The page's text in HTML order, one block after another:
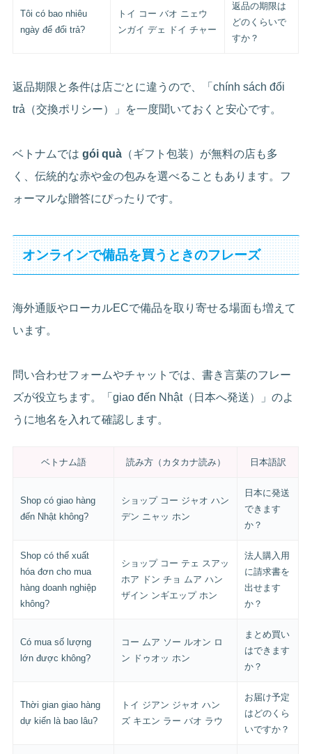
Tôi có bao nhiêu
ngày để đổi trả?
トイ コー バオ ニェウ
ンガイ デェ ドイ チャー
返品の期限は
どのくらいで
すか？
返品期限と条件は店ごとに違うので、「chính sách đổi
trả（交換ポリシー）」を一度聞いておくと安心です。
ベトナムではgói quà （ギフト包装）が無料の店も多
く、伝統的な赤や金の包みを選べることもあります。フ
ォーマルな贈答にぴったりです。
オンラインで備品を買うときのフレーズ
海外通販やローカルECで備品を取り寄せる場面も増えて
います。
問い合わせフォームやチャットでは、書き言葉のフレー
ズが役立ちます。「giao đến Nhật（日本へ発送）」のよ
うに地名を入れて確認します。
ベトナム語 読み方（カタカナ読み） 日本語訳
Shop có giao hàng
đến Nhật không?
ショップ コー ジャオ ハン
デン ニャッ ホン
日本に発送
できます
か？
Shop có thể xuất
hóa đơn cho mua
hàng doanh nghiệp
không?
ショップ コー テェ スアッ
ホア ドン チョ ムア ハン
ザイン ンギエップ ホン
法人購入用
に請求書を
出せます
か？
Có mua số lượng
lớn được không?
コー ムア ソー ルオン ロ
ン ドゥオッ ホン
まとめ買い
はできます
か？
Thời gian giao hàng
dự kiến là bao lâu?
トイ ジアン ジャオ ハン
ズ キエン ラー バオ ラウ
お届け予定
はどのくら
いですか？